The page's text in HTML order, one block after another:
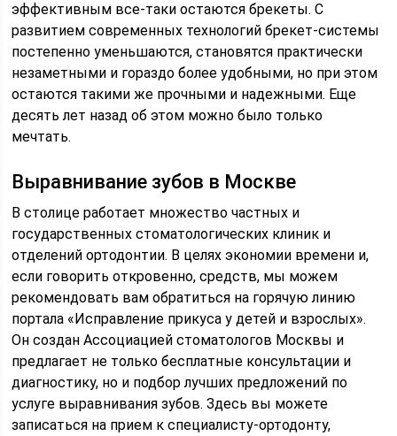
эффективным все-таки остаются брекеты. С
развитием современных технологий брекет-системы
постепенно уменьшаются, становятся практически
незаметными и гораздо более удобными, но при этом
остаются такими же прочными и надежными. Еще
десять лет назад об этом можно было только
мечтать.
Выравнивание зубов в Москве
В столице работает множество частных и
государственных стоматологических клиник и
отделений ортодонтии. В целях экономии времени и,
если говорить откровенно, средств, мы можем
рекомендовать вам обратиться на горячую линию
портала «Исправление прикуса у детей и взрослых».
Он создан Ассоциацией стоматологов Москвы и
предлагает не только бесплатные консультации и
диагностику, но и подбор лучших предложений по
услуге выравнивания зубов. Здесь вы можете
записаться на прием к специалисту-ортодонту,